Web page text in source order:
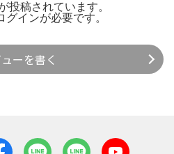
投稿されています。
グインが必要です。
ーを書く